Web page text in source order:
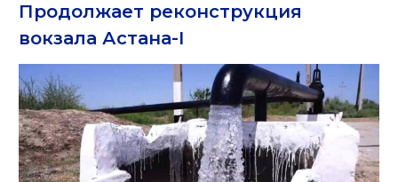
Продолжает реконструкция
вокзала Астана-I